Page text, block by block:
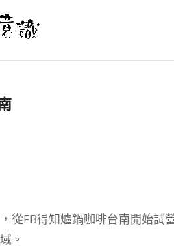
，從FB得知爐鍋咖啡台南開始試
。